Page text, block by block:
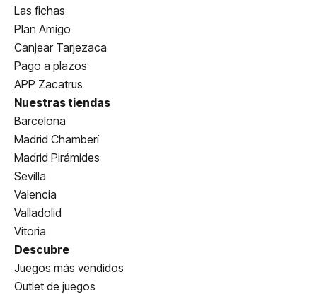
Las fichas
Plan Amigo
Canjear Tarjezaca
Pago a plazos
APP Zacatrus
Nuestras tiendas
Barcelona
Madrid Chamberí
Madrid Pirámides
Sevilla
Valencia
Valladolid
Vitoria
Descubre
Juegos más vendidos
Outlet de juegos